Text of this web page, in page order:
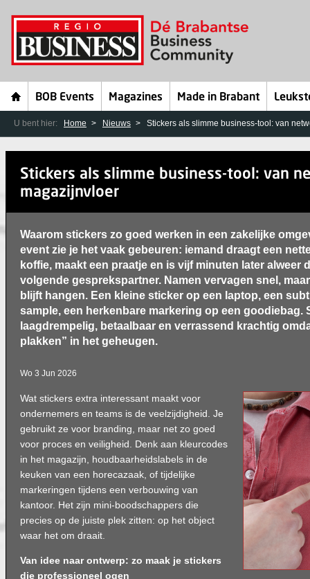
BOB Events Magazines Made in Brabant
U bent hier: Home Nieuws Stickers als slimme business-tool: van
Stickers als slimme business-tool: van
magazijnvloer
Waarom stickers zo goed werken in een zakelijke
event zie je het vaak gebeuren: iemand draagt een
koffie, maakt een praatje en is vijf minuten later alweer
volgende gesprekspartner. Namen vervagen snel,
blijft hangen. Een kleine sticker op een laptop, een
sample, een herkenbare markering op een goodiebag.
laagdrempelig, betaalbaar en verrassend krachtig
plakken” in het geheugen.
Wo 3 Jun 2026
Wat stickers extra interessant maakt voor
ondernemers en teams is de veelzijdigheid. Je
gebruikt ze voor branding, maar net zo goed
voor proces en veiligheid. Denk aan kleurcodes
in het magazijn, houdbaarheidslabels in de
keuken van een horecazaak, of tijdelijke
markeringen tijdens een verbouwing van
kantoor. Het zijn mini-boodschappers die
precies op de juiste plek zitten: op het object
waar het om draait.
Van idee naar ontwerp: zo maak je stickers
die professioneel ogen